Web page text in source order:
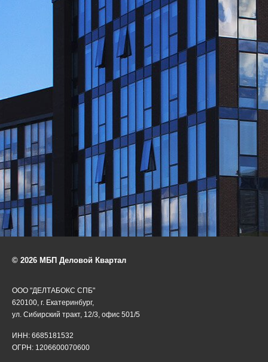
© 2026 МБП Деловой Квартал
ООО "ДЕЛТАБОКС СПБ"
620100, г. Екатеринбург,
ул. Сибирский тракт, 12/3, офис 501/5
ИНН: 6685181532
ОГРН: 1206600070600